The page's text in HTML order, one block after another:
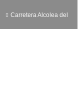
Carretera Alcolea del